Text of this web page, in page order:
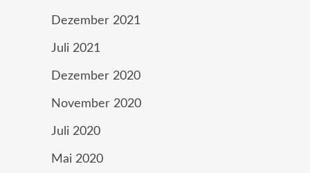
Dezember 2021
Juli 2021
Dezember 2020
November 2020
Juli 2020
Mai 2020